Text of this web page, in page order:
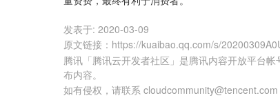
发表于: 2020-03-09
原文链接 ： https://kuaibao.qq.com/s/
腾讯「腾讯云开发者社区」是腾讯内容开放平台
布内容。
如有侵权，请联系 cloudcommunity@tencent.com